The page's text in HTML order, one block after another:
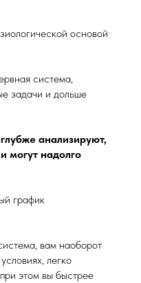
основой
система,
задачи и дольше
анализируют,
могут надолго
график
вам наоборот
легко
этом вы быстрее